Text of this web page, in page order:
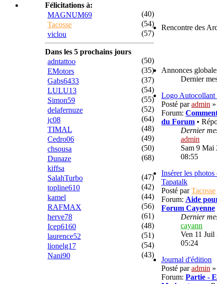
Félicitations à:
MAGNUM69
(40)
Tacosse
(54)
viclou
(57)
Dans les 5 prochains jours
adntattoo
(50)
EMotors
(35)
Gabs6433
(37)
LULU13
(54)
Simon59
(55)
delafernuze
(52)
jc08
(64)
TIMAL
(48)
Cedro06
(49)
chsousa
(50)
Dunaze
(68)
kiffsa
SalahTurbo
(47)
topline610
(42)
kamel
(44)
RAFMAX
(56)
herve78
(61)
Icep6160
(48)
laurence52
(51)
lionelg17
(54)
Nani90
(43)
Rencontre des
Annonces
Dernier
Logo Autocollant
Posté paradmin
Forum:
du Forum •
Dernier
admin
Sam 9 Mai
08:55
Insérer les photos
Tapatalk
Posté parTacosse
Forum: Aide
Forum Cayenne
Dernier
cayann
Ven 11 Juil
05:24
Journal d'édition
Posté paradmin
Forum: Partie -